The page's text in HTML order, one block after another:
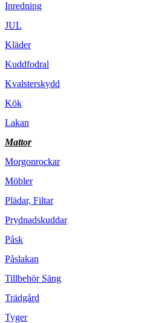
Inredning
JUL
Kläder
Kuddfodral
Kvalsterskydd
Kök
Lakan
Mattor
Morgonrockar
Möbler
Plädar, Filtar
Prydnadskuddar
Påsk
Påslakan
Tillbehör Säng
Trädgård
Tyger